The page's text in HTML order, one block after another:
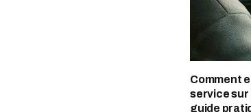
Comment
service sur
guide